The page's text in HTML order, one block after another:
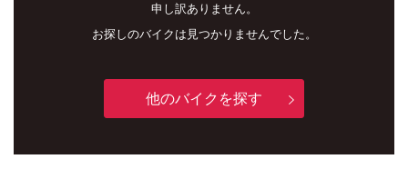
申し訳ありません。
お探しのバイクは見つかりませんでした。
他のバイクを探す